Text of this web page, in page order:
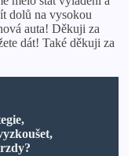
dolů na vysokou
auta! Děkuji za
dát! Také děkuji za